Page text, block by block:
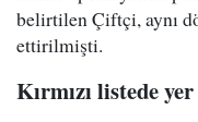
belirtilen Çiftçi, aynı
ettirilmişti.
Kırmızı listede